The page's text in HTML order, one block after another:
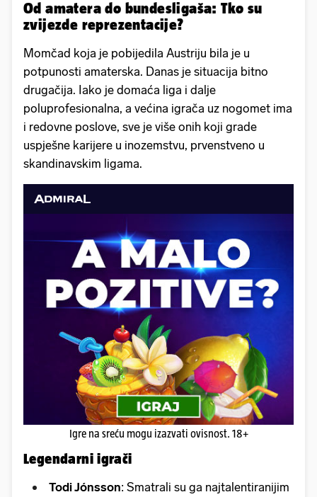
Od amatera do bundesligaša: Tko su
zvijezde reprezentacije?
Momčad koja je pobijedila Austriju bila je u
potpunosti amaterska. Danas je situacija bitno
drugačija. Iako je domaća liga i dalje
poluprofesionalna, a većina igrača uz nogomet ima
i redovne poslove, sve je više onih koji grade
uspješne karijere u inozemstvu, prvenstveno u
skandinavskim ligama.
Igre na sreću mogu izazvati ovisnost. 18+
Legendarni igrači
Todi Jónsson: Smatrali su ga najtalentiranijim